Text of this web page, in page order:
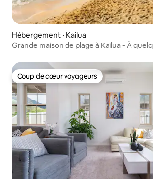
Hébergement ⋅ Kailua
Grande maison de plage à Kailua - À
Coup de cœur voyageurs
Coup de cœur voyageurs